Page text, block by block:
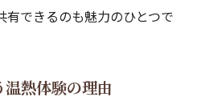
できるのも魅力のひとつで
熱体験の理由